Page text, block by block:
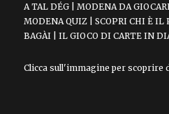
A TAL DÉG | MODENA DA
MODENA QUIZ | SCOPRI CHI È IL
BAGÀI | IL GIOCO DI CARTE IN
Clicca sull'immagine per scoprire di